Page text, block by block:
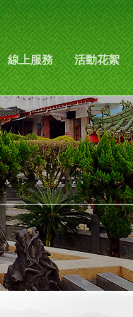
線上服務 活動花絮